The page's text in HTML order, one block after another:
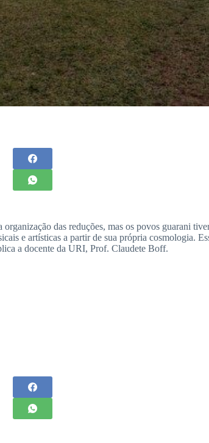
organização das reduções, mas os povos guarani
e artísticas a partir de sua própria
a docente da URI, Prof. Claudete Boff.